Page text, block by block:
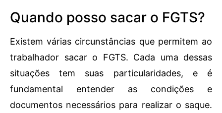
Quando posso sacar o FGTS?
Existem várias circunstâncias que permitem ao
trabalhador sacar o FGTS. Cada uma dessas
situações tem suas particularidades, e é
fundamental entender as condições e
documentos necessários para realizar o saque.